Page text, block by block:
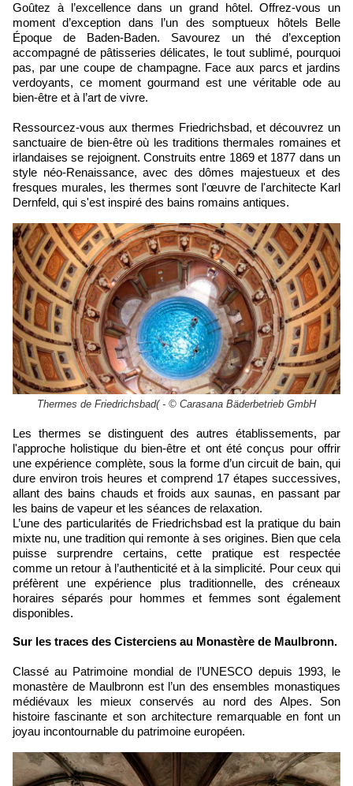
Goûtez à l’excellence dans un grand hôtel. Offrez-vous un
moment d’exception dans l’un des somptueux hôtels Belle
Époque de Baden-Baden. Savourez un thé d’exception
accompagné de pâtisseries délicates, le tout sublimé, pourquoi
pas, par une coupe de champagne. Face aux parcs et jardins
verdoyants, ce moment gourmand est une véritable ode au
bien-être et à l’art de vivre.
Ressourcez-vous aux thermes Friedrichsbad, et découvrez un
sanctuaire de bien-être où les traditions thermales romaines et
irlandaises se rejoignent. Construits entre 1869 et 1877 dans un
style néo-Renaissance, avec des dômes majestueux et des
fresques murales, les thermes sont l'œuvre de l'architecte Karl
Dernfeld, qui s'est inspiré des bains romains antiques.
Thermes de Friedrichsbad( - © Carasana Bäderbetrieb GmbH
Les thermes se distinguent des autres établissements, par
l'approche holistique du bien-être et ont été conçus pour offrir
une expérience complète, sous la forme d’un circuit de bain, qui
dure environ trois heures et comprend 17 étapes successives,
allant des bains chauds et froids aux saunas, en passant par
les bains de vapeur et les séances de relaxation.
L’une des particularités de Friedrichsbad est la pratique du bain
mixte nu, une tradition qui remonte à ses origines. Bien que cela
puisse surprendre certains, cette pratique est respectée
comme un retour à l’authenticité et à la simplicité. Pour ceux qui
préfèrent une expérience plus traditionnelle, des créneaux
horaires séparés pour hommes et femmes sont également
disponibles.
Sur les traces des Cisterciens au Monastère de Maulbronn.
Classé au Patrimoine mondial de l’UNESCO depuis 1993, le
monastère de Maulbronn est l’un des ensembles monastiques
médiévaux les mieux conservés au nord des Alpes. Son
histoire fascinante et son architecture remarquable en font un
joyau incontournable du patrimoine européen.